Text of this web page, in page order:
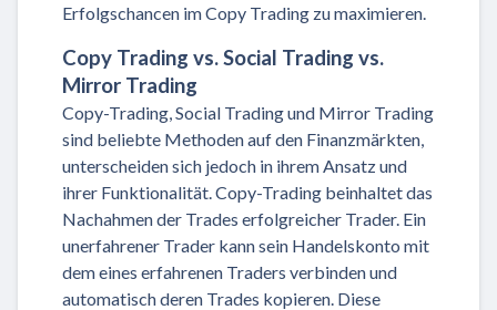
Erfolgschancen im Copy Trading zu maximieren.
Copy Trading vs. Social Trading vs.
Mirror Trading
Copy-Trading, Social Trading und Mirror Trading
sind beliebte Methoden auf den Finanzmärkten,
unterscheiden sich jedoch in ihrem Ansatz und
ihrer Funktionalität. Copy-Trading beinhaltet das
Nachahmen der Trades erfolgreicher Trader. Ein
unerfahrener Trader kann sein Handelskonto mit
dem eines erfahrenen Traders verbinden und
automatisch deren Trades kopieren. Diese